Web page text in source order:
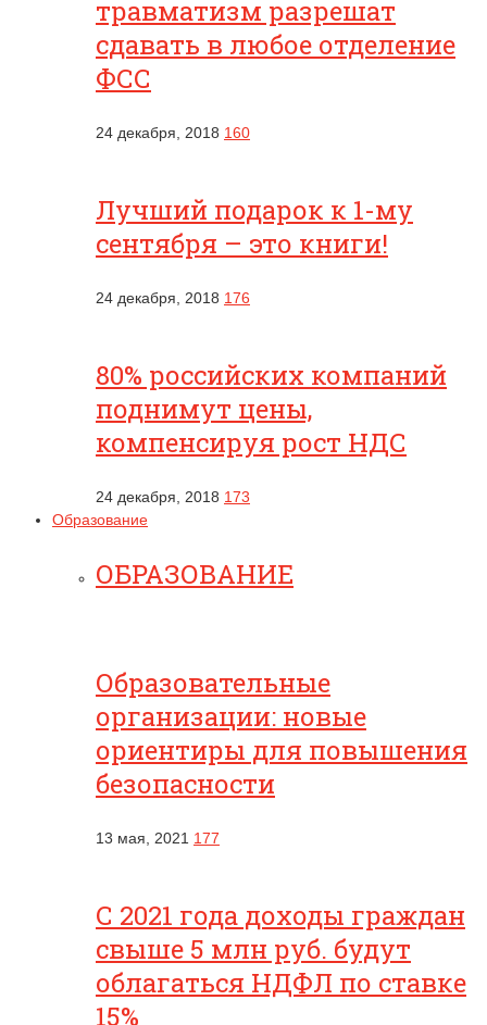
травматизм разрешат
сдавать в любое отделение
ФСС
24 декабря, 2018 160
Лучший подарок к 1-му
сентября – это книги!
24 декабря, 2018 176
80% российских компаний
поднимут цены,
компенсируя рост НДС
24 декабря, 2018 173
Образование
ОБРАЗОВАНИЕ
Образовательные
организации: новые
ориентиры для повышения
безопасности
13 мая, 2021 177
С 2021 года доходы граждан
свыше 5 млн руб. будут
облагаться НДФЛ по ставке
15%